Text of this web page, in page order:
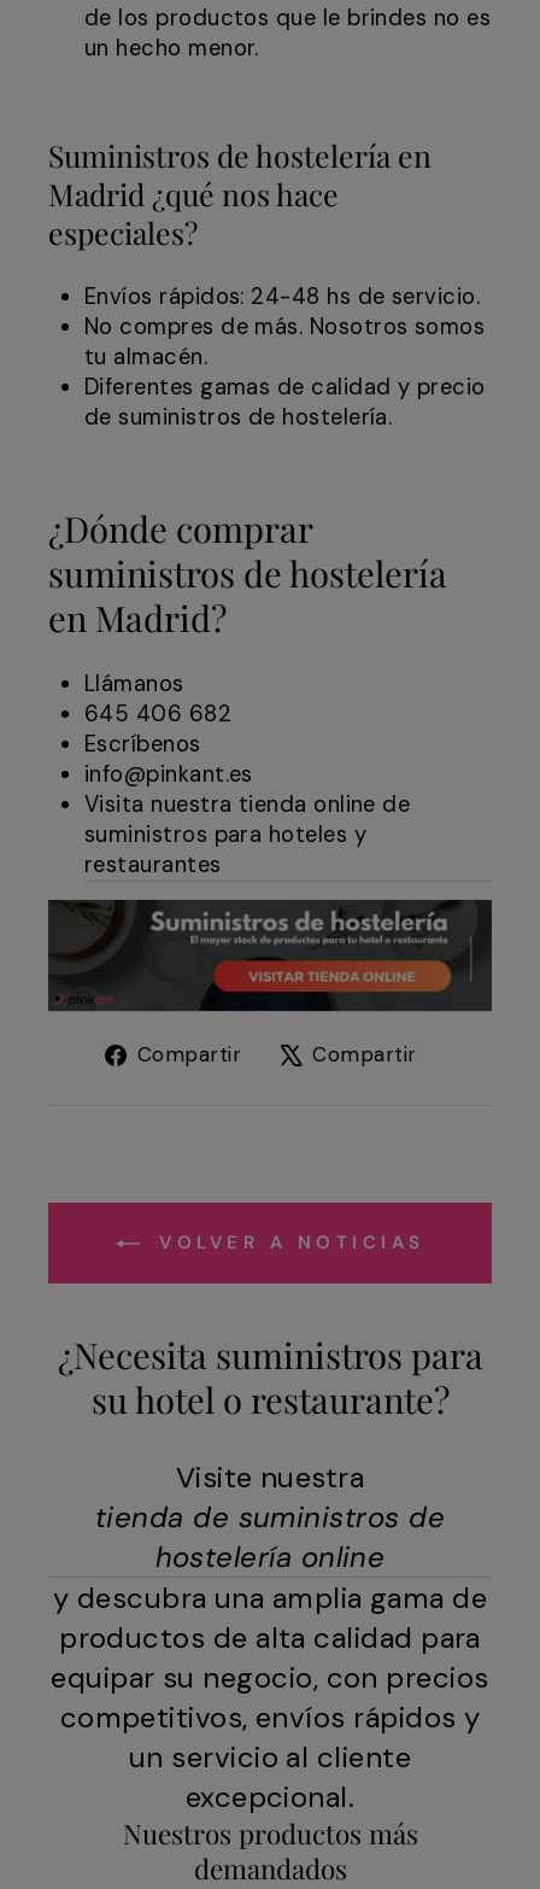
de los productos que le brindes no es
un hecho menor.
Suministros de hostelería en
Madrid ¿qué nos hace
especiales?
Envíos rápidos: 24-48 hs de servicio.
No compres de más. Nosotros somos
tu almacén.
Diferentes gamas de calidad y precio
de suministros de hostelería.
¿Dónde comprar
suministros de hostelería
en Madrid?
Llámanos
645 406 682
Escríbenos
info@pinkant.es
Visita nuestra tienda online de
suministros para hoteles y
restaurantes
Compartir
Compartir
Compartir
VOLVER A NOTICIAS
¿Necesita suministros para
su hotel o restaurante?
Visite nuestra
tienda de suministros de
hostelería online
y descubra una amplia gama de
productos de alta calidad para
equipar su negocio, con precios
competitivos, envíos rápidos y
un servicio al cliente
excepcional.
Nuestros productos más
demandados